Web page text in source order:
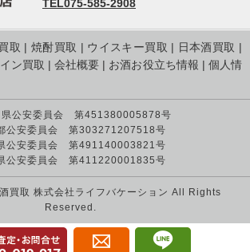
TEL075-585-2908
取 | 焼酎買取 | ウイスキー買取 | 日本酒買取 |
ン買取 | 会社概要 | お酒お役立ち情報 | 個人情
県公安委員会 第451380005878号
公安委員会 第303271207518号
公安委員会 第491140003821号
公安委員会 第411220001835号
買取 株式会社ライフバケーション All Rights
Reserved.